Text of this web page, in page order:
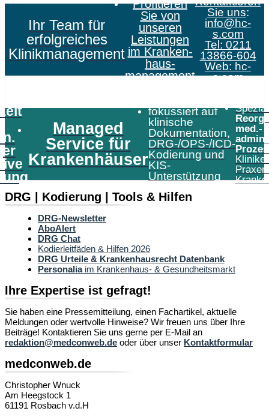
Ihr Team für
erfolgreiches
Klinikmanagement
Profitieren
Sie von
unseren
Leistungen
im Kranken­
haus­
management
Sie uns:
info@hc-
s.com
Tel: 0211
13866-604
Web: hc-
s.com
Managed
Service für
Krankenhäuser
fokussiert auf
klinische
Dokumentation,
DRG-/OPS-/ICD-
Kodierung und
KIS-
Unterstützung
med.-
DRG | Kodierung | Tools & Hilfen
DRG-Newsletter
AboAlert
DRG Chat
Kodierleitfäden & Hilfen 2026
DRG Urteile & Krankenhausrecht Datenbank
Personaliaim Krankenhaus- & Gesundheitsmarkt
Ihre Expertise ist gefragt!
Sie haben eine Pressemitteilung, einen Fachartikel, aktuelle
Meldungen oder wertvolle Hinweise? Wir freuen uns über Ihre
Beiträge! Kontaktieren Sie uns gerne per E-Mail an
redaktion@medconweb.de oder über unser Kontaktformular
medconweb.de
Christopher Wnuck
Am Heegstock 1
61191 Rosbach v.d.H